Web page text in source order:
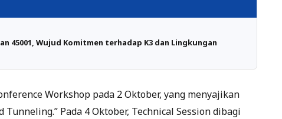
45001, Wujud Komitmen terhadap K3 dan Lingkungan
Workshop pada 2 Oktober, yang menyajikan
Tunneling.” Pada 4 Oktober, Technical Session dibagi